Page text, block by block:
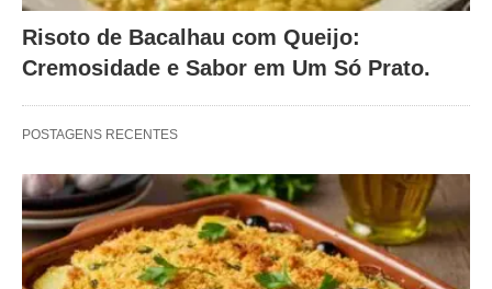
Risoto de Bacalhau com Queijo:
Cremosidade e Sabor em Um Só Prato.
POSTAGENS RECENTES